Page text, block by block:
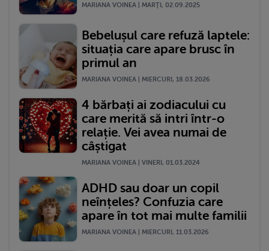
MARIANA VOINEA | MARŢI, 02.09.2025
Bebelușul care refuză laptele:
situația care apare brusc în
primul an
MARIANA VOINEA | MIERCURI, 18.03.2026
4 bărbați ai zodiacului cu
care merită să intri într-o
relație. Vei avea numai de
câștigat
MARIANA VOINEA | VINERI, 01.03.2024
ADHD sau doar un copil
neînțeles? Confuzia care
apare în tot mai multe familii
MARIANA VOINEA | MIERCURI, 11.03.2026